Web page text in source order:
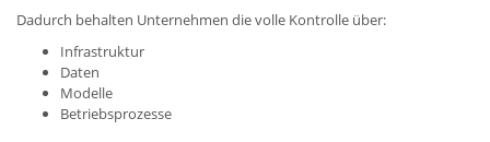
Dadurch behalten Unternehmen die volle Kontrolle über:
Infrastruktur
Daten
Modelle
Betriebsprozesse